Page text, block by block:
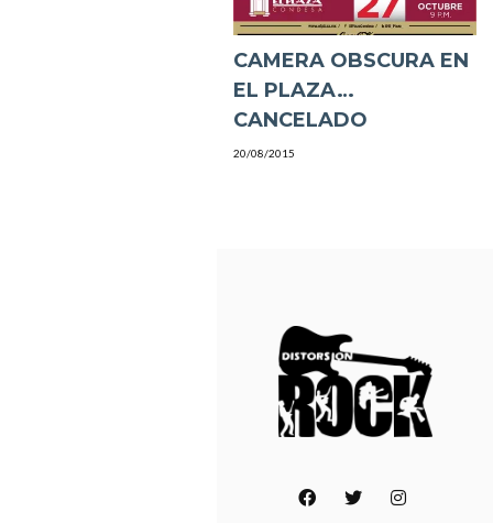
CAMERA OBSCURA EN
EL PLAZA…
CANCELADO
20/08/2015